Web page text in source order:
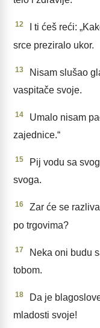
12
I ti ćeš reći:
srce preziralo ukor.
13
Nisam slušao
vaspitače svoje.
14
Umalo nisam
zajednice.“
15
Pij vodu sa
svoga.
16
Zar će se
po trgovima?
17
Neka oni budu
tobom.
18
Da je
mladosti svoje!